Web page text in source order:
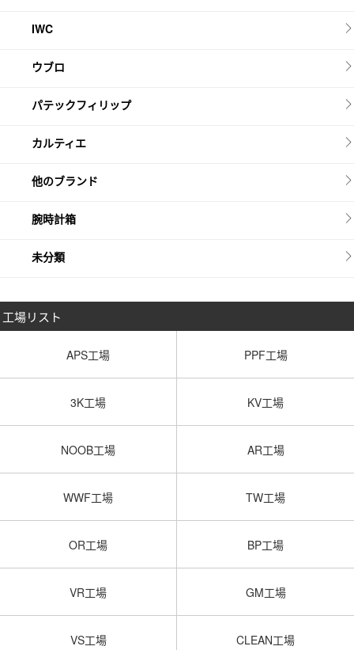
IWC
ウブロ
パテックフィリップ
カルティエ
他のブランド
腕時計箱
未分類
工場リスト
APS工場 PPF工場
3K工場 KV工場
NOOB工場 AR工場
WWF工場 TW工場
OR工場 BP工場
VR工場 GM工場
VS工場 CLEAN工場